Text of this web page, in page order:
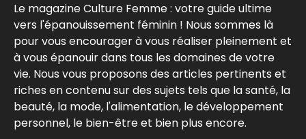
Le magazine Culture Femme : votre guide ultime
vers l'épanouissement féminin ! Nous sommes là
pour vous encourager à vous réaliser pleinement et
à vous épanouir dans tous les domaines de votre
vie. Nous vous proposons des articles pertinents et
riches en contenu sur des sujets tels que la santé, la
beauté, la mode, l'alimentation, le développement
personnel, le bien-être et bien plus encore.